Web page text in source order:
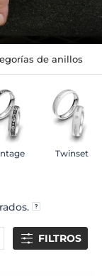
Twinset
de anillos
FILTROS